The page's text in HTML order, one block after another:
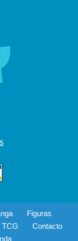
Figuras
TCG
Contacto